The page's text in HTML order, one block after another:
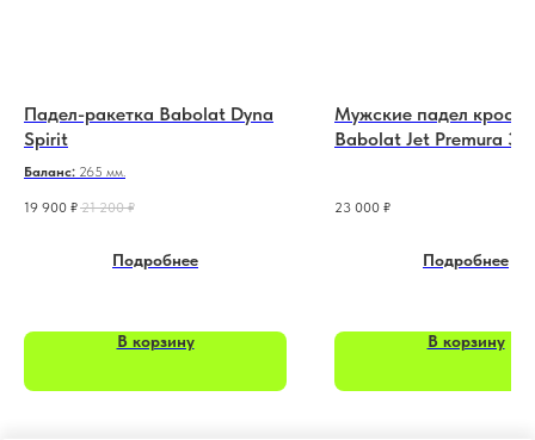
Падел-ракетка Babolat Dyna
Spirit
Баланс: 265 мм.
19 900 ₽ 21 200 ₽
Подробнее
В корзину
Мужские падел
Babolat Jet Premura 3
23 000 ₽
Подробнее
В корзину